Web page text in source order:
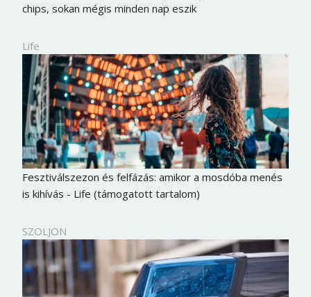
chips, sokan mégis minden nap eszik
Life
Fesztiválszezon és felfázás: amikor a mosdóba menés
is kihívás - Life (támogatott tartalom)
SZOLJONBorsonline bejelentkezés
E-mail cím vagy felhasználónév